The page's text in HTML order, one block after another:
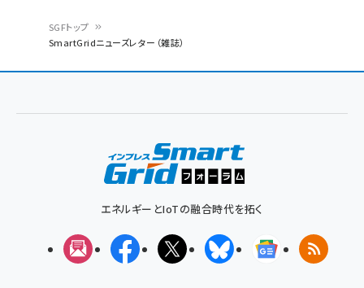
く
SGFトップ
SmartGridニューズレター（雑誌）
エネルギーとIoTの融合時代を拓く
メルマガFacebookX(エックス)BlueskyGoogleニュ
RSS